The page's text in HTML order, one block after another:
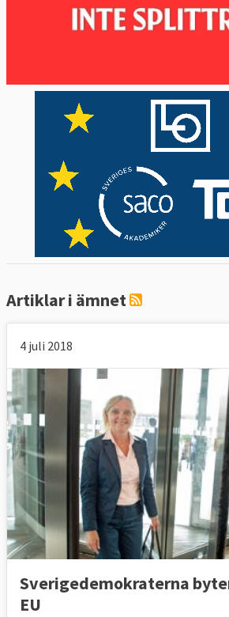
Artiklar i ämnet
4 juli 2018
Sverigedemokraterna
EU